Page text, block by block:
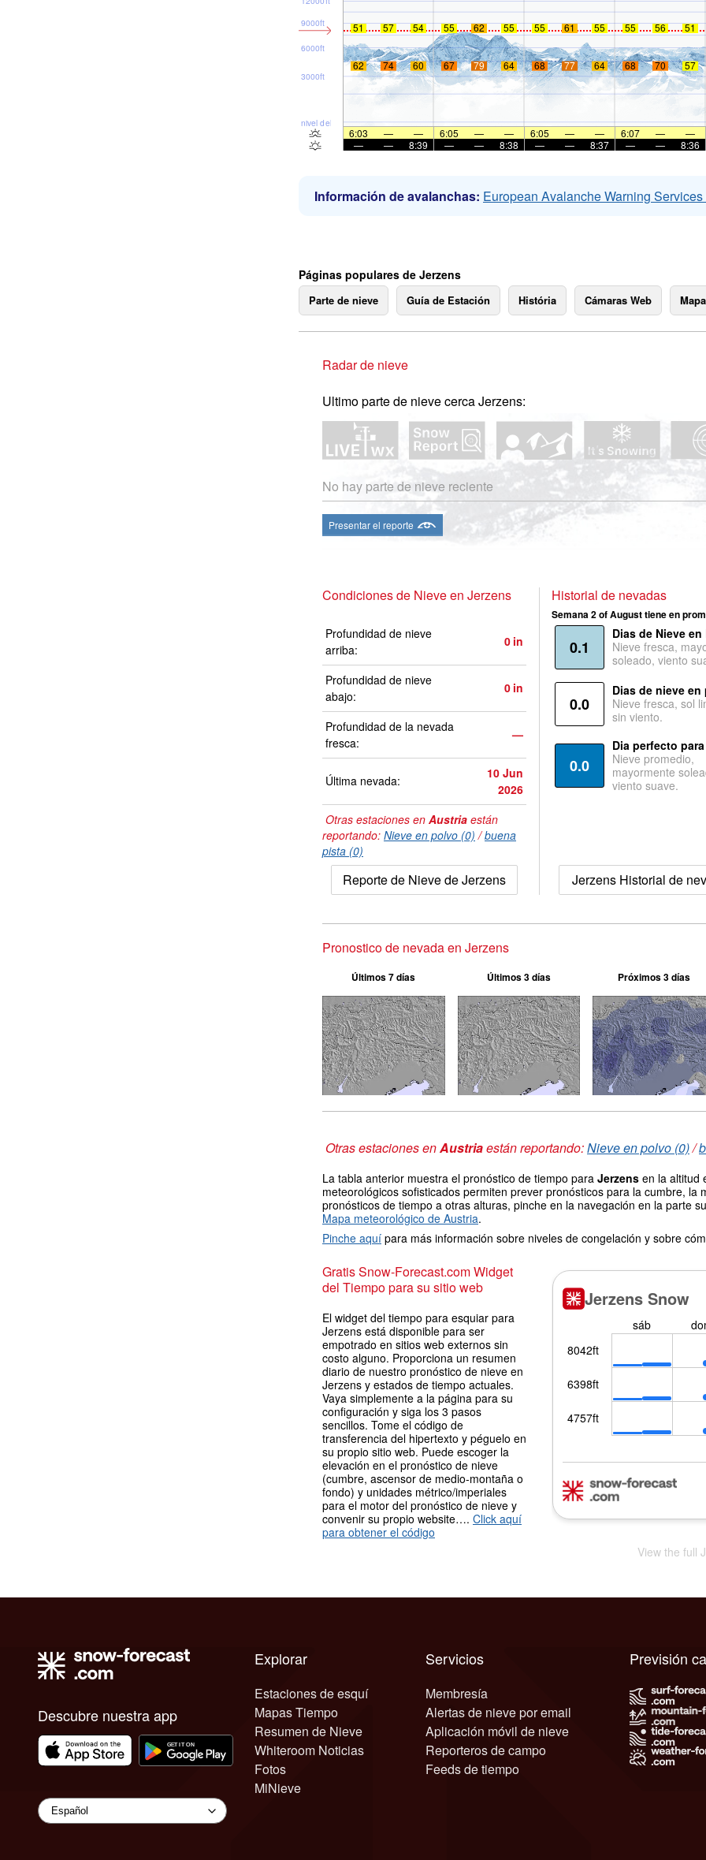
nivel del mar
3000ft
6000ft
9000ft 51 57 54 55 62 55 55 61 55 55 56 51
62 74 60 67 79 64 68 77 64 68 70 57
6:03 — — 6:05 — — 6:05 — — 6:07 — —
—
— 8:39 — — 8:38 — — 8:37 — — 8:36
Información de avalanchas: European Avalanche Warning Services
Páginas populares de Jerzens
Parte de nieve Guía de Estación História Cámaras Web
Radar de nieve
Ultimo parte de nieve cerca Jerzens:
No hay parte de nieve reciente
Presentar el reporte
Condiciones de Nieve en Jerzens
Profundidad de nieve
arriba:
0 in
Profundidad de nieve
abajo:
0 in
Profundidad de la nevada
fresca:
—
Última nevada:
10 Jun
2026
Otras estaciones en Austria están
reportando: Nieve en polvo (0) /buena
pista (0)
Reporte de Nieve de Jerzens
Historial de nevadas
Semana 2 of August tiene en
0.1
Dias de Nieve en
Nieve fresca,
soleado, viento
0.0
Dias de nieve en
Nieve fresca, sol
sin viento.
0.0
Dia perfecto
Nieve promedio,
mayormente
viento suave.
Jerzens Historial de
Pronostico de nevada en Jerzens
Últimos 7 días Últimos 3 días Próximos 3 días
Otras estaciones enAustriaestán reportando:Nieve en polvo (0)/
La tabla anterior muestra el pronóstico de tiempo para Jerzens en la altitud
meteorológicos sofisticados permiten prever pronósticos para la cumbre, la
pronósticos de tiempo a otras alturas, pinche en la navegación en la parte
Mapa meteorológico de Austria.
Pinche aquí para más información sobre niveles de congelación y sobre
Gratis Snow-Forecast.com Widget
del Tiempo para su sitio web
El widget del tiempo para esquiar para
Jerzens está disponible para ser
empotrado en sitios web externos sin
costo alguno. Proporciona un resumen
diario de nuestro pronóstico de nieve en
Jerzens y estados de tiempo actuales.
Vaya simplemente a la página para su
configuración y siga los 3 pasos
sencillos. Tome el código de
transferencia del hipertexto y péguelo en
su propio sitio web. Puede escoger la
elevación en el pronóstico de nieve
(cumbre, ascensor de medio-montaña o
fondo) y unidades métrico/imperiales
para el motor del pronóstico de nieve y
convenir su propio website…. Click aquí
para obtener el código
View the full
Descubre nuestra app
Explorar
Estaciones de esquí
Mapas Tiempo
Resumen de Nieve
Whiteroom Noticias
Fotos
MiNieve
Servicios
Membresía
Alertas de nieve por email
Aplicación móvil de nieve
Reporteros de campo
Feeds de tiempo
Previsión